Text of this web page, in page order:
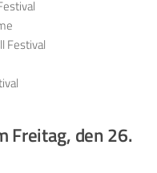
Festival
Freitag, den 26.